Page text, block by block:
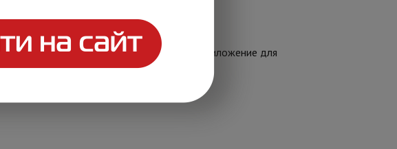
версии 5.6 и приложения MyAlarm;
диспетчера, операторов. Мобильное приложение для